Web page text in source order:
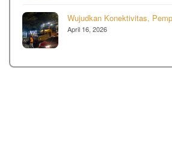
Wujudkan Konektivitas,
April 16, 2026